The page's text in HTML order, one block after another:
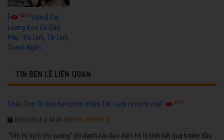
[ 4018 Video] Cải
Lương Xưa Cô Dâu
Phụ - Vũ Linh, Tài Linh,
Thanh Ngân
TIN BÊN LỀ LIÊN QUAN
Châu Tinh Trì hứa hẹn phim chiếu Tết 'cười ra nước mắt' 6773
03/01/2019 2:04:06 CH
"Tân hỷ kịch chi vương" do danh hài đạo diễn hé lộ tình tiết qua trailer đầu
Xem chi tiết